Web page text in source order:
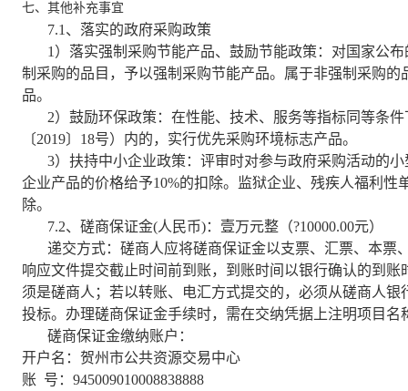
七、其他补充事宜
7.1 、落实的政府采购政策
1 ）落实强制采购节能产品、鼓励节能政策：对国家公
制采购的品目，予以强制采购节能产品。属于非强制采购
品。
2）鼓励环保政策：在性能、技术、服务等指标同等条
〔2019〕 18号）内的，实行优先采购环境标志产品。
3）扶持中小企业政策：评审时对参与政府采购活动的
企业产品的价格给予10%的扣除。监狱企业、残疾人福利性
除。
7.2、磋商保证金(人民币)：壹万元整（?10000.00元）
递交方式：磋商人应将磋商保证金以支票、汇票、本票
响应文件提交截止时间前到账，到账时间以银行确认的到
须是磋商人；若以转账、电汇方式提交的，必须从磋商人
投标。办理磋商保证金手续时，需在交纳凭据上注明项目
磋商保证金缴纳账户：
开户名：贺州市公共资源交易中心
账 号： 945009010008838888